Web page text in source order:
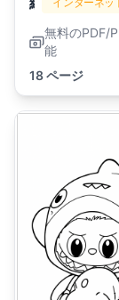
無料のPDF/
能
18 ページ